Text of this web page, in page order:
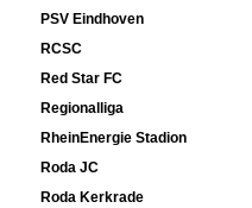
PSV Eindhoven
RCSC
Red Star FC
Regionalliga
RheinEnergie Stadion
Roda JC
Roda Kerkrade